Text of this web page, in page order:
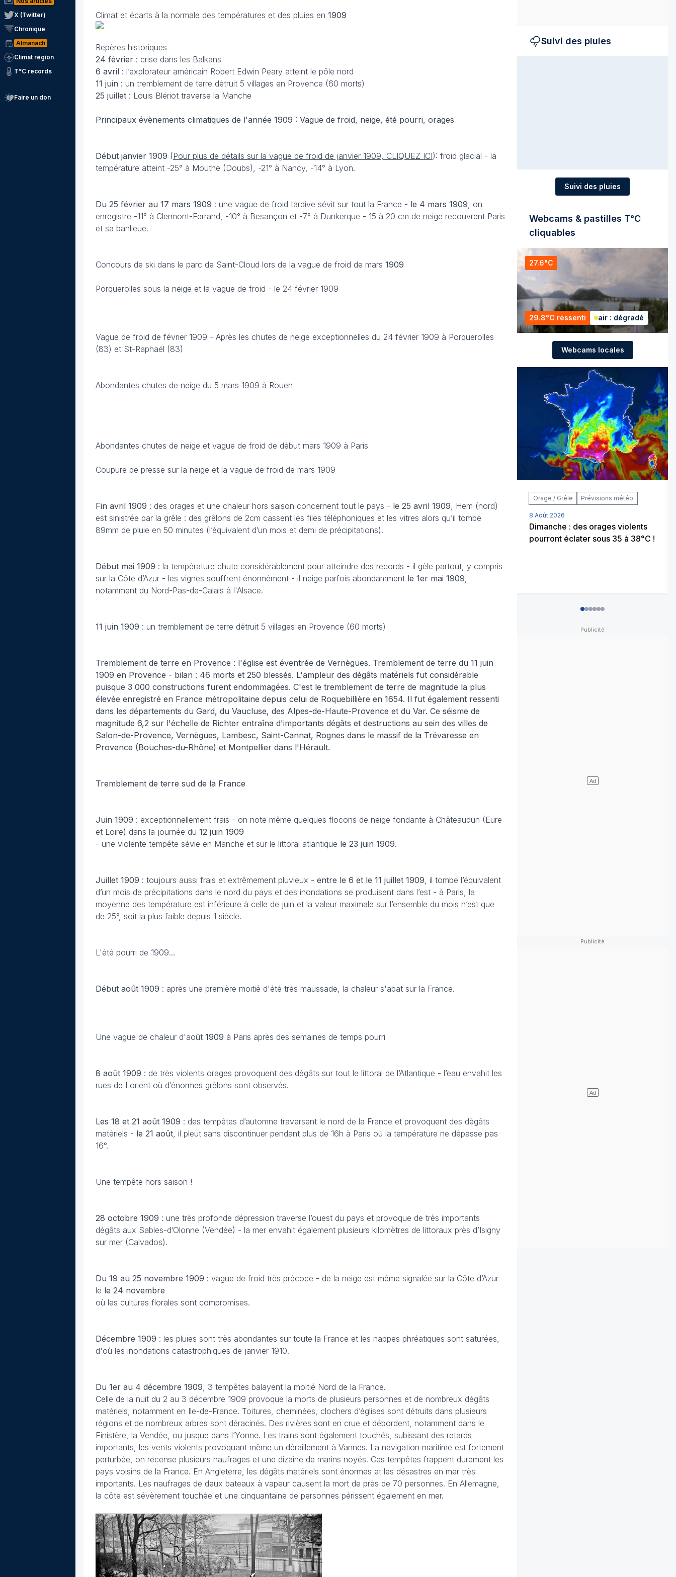
X (Twitter)
Chronique
Almanach
Climat région
T°C records
Faire un don
Climat et écarts à la normale des températures et des pluies en 1909
Repères historiques
24 février : crise dans les Balkans
6 avril : l’explorateur américain Robert Edwin Peary atteint le pôle nord
11 juin : un tremblement de terre détruit 5 villages en Provence (60 morts)
25 juillet : Louis Blériot traverse la Manche
Principaux évènements climatiques de l'année 1909 : Vague de froid, neige, été pourri, orages
Début janvier 1909 (Pour plus de détails sur la vague de froid de janvier 1909, CLIQUEZ ICI): froid glacial - la
température atteint -25° à Mouthe (Doubs), -21° à Nancy, -14° à Lyon.
Du 25 février au 17 mars 1909 : une vague de froid tardive sévit sur tout la France - le 4 mars 1909, on
enregistre -11° à Clermont-Ferrand, -10° à Besançon et -7° à Dunkerque - 15 à 20 cm de neige recouvrent Paris
et sa banlieue.
Concours de ski dans le parc de Saint-Cloud lors de la vague de froid de mars 1909
Porquerolles sous la neige et la vague de froid - le 24 février 1909
Vague de froid de février 1909 - Après les chutes de neige exceptionnelles du 24 février 1909 à Porquerolles
(83) et St-Raphaël (83)
Abondantes chutes de neige du 5 mars 1909 à Rouen
Abondantes chutes de neige et vague de froid de début mars 1909 à Paris
Coupure de presse sur la neige et la vague de froid de mars 1909
Fin avril 1909 : des orages et une chaleur hors saison concernent tout le pays - le 25 avril 1909, Hem (nord)
est sinistrée par la grêle : des grêlons de 2cm cassent les files téléphoniques et les vitres alors qu’il tombe
89mm de pluie en 50 minutes (l’équivalent d’un mois et demi de précipitations).
Début mai 1909 : la température chute considérablement pour atteindre des records - il gèle partout, y compris
sur la Côte d’Azur - les vignes souffrent énormément - il neige parfois abondamment le 1er mai 1909,
notamment du Nord-Pas-de-Calais à l'Alsace.
11 juin 1909 : un tremblement de terre détruit 5 villages en Provence (60 morts)
Tremblement de terre en Provence : l'église est éventrée de Vernègues. Tremblement de terre du 11 juin
1909 en Provence - bilan : 46 morts et 250 blessés. L'ampleur des dégâts matériels fut considérable
puisque 3 000 constructions furent endommagées. C'est le tremblement de terre de magnitude la plus
élevée enregistré en France métropolitaine depuis celui de Roquebillière en 1654. Il fut également ressenti
dans les départements du Gard, du Vaucluse, des Alpes-de-Haute-Provence et du Var. Ce séisme de
magnitude 6,2 sur l'échelle de Richter entraîna d'importants dégâts et destructions au sein des villes de
Salon-de-Provence, Vernègues, Lambesc, Saint-Cannat, Rognes dans le massif de la Trévaresse en
Provence (Bouches-du-Rhône) et Montpellier dans l'Hérault.
Tremblement de terre sud de la France
Juin 1909 : exceptionnellement frais - on note même quelques flocons de neige fondante à Châteaudun (Eure
et Loire) dans la journée du 12 juin 1909
- une violente tempête sévie en Manche et sur le littoral atlantique le 23 juin 1909.
Juillet 1909 : toujours aussi frais et extrêmement pluvieux - entre le 6 et le 11 juillet 1909, il tombe l’équivalent
d’un mois de précipitations dans le nord du pays et des inondations se produisent dans l’est - à Paris, la
moyenne des température est inférieure à celle de juin et la valeur maximale sur l’ensemble du mois n’est que
de 25°, soit la plus faible depuis 1 siècle.
L'été pourri de 1909…
Début août 1909 : après une première moitié d'été très maussade, la chaleur s'abat sur la France.
Une vague de chaleur d'août 1909 à Paris après des semaines de temps pourri
8 août 1909 : de très violents orages provoquent des dégâts sur tout le littoral de l’Atlantique - l’eau envahit les
rues de Lorient où d’énormes grêlons sont observés.
Les 18 et 21 août 1909 : des tempêtes d’automne traversent le nord de la France et provoquent des dégâts
matériels - le 21 août, il pleut sans discontinuer pendant plus de 16h à Paris où la température ne dépasse pas
16°.
Une tempête hors saison !
28 octobre 1909 : une très profonde dépression traverse l’ouest du pays et provoque de très importants
dégâts aux Sables-d’Olonne (Vendée) - la mer envahit également plusieurs kilomètres de littoraux près d’Isigny
sur mer (Calvados).
Du 19 au 25 novembre 1909 : vague de froid très précoce - de la neige est même signalée sur la Côte d’Azur
le le 24 novembre
où les cultures florales sont compromises.
Décembre 1909 : les pluies sont très abondantes sur toute la France et les nappes phréatiques sont saturées,
d'où les inondations catastrophiques de janvier 1910.
Du 1er au 4 décembre 1909, 3 tempêtes balayent la moitié Nord de la France.
Celle de la nuit du 2 au 3 décembre 1909 provoque la morts de plusieurs personnes et de nombreux dégâts
matériels, notamment en Ile-de-France. Toitures, cheminées, clochers d’églises sont détruits dans plusieurs
régions et de nombreux arbres sont déracinés. Des rivières sont en crue et débordent, notamment dans le
Finistère, la Vendée, ou jusque dans l’Yonne. Les trains sont également touchés, subissant des retards
importants, les vents violents provoquant même un déraillement à Vannes. La navigation maritime est fortement
perturbée, on recense plusieurs naufrages et une dizaine de marins noyés. Ces tempêtes frappent durement les
pays voisins de la France. En Angleterre, les dégâts matériels sont énormes et les désastres en mer très
importants. Les naufrages de deux bateaux à vapeur causent la mort de près de 70 personnes. En Allemagne,
la côte est sévèrement touchée et une cinquantaine de personnes périssent également en mer.
Suivi des pluies
Suivi des pluies
Webcams & pastilles T°C
cliquables
27.6°C
29.8°C ressenti air : dégradé
Webcams locales
Orage / Grêle Prévisions météo
8 Août 2026
Dimanche : des orages violents
pourront éclater sous 35 à 38°C !
012345